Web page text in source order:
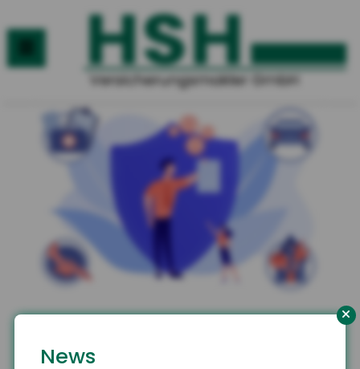
News
Ihr Versicherungsmakler aus